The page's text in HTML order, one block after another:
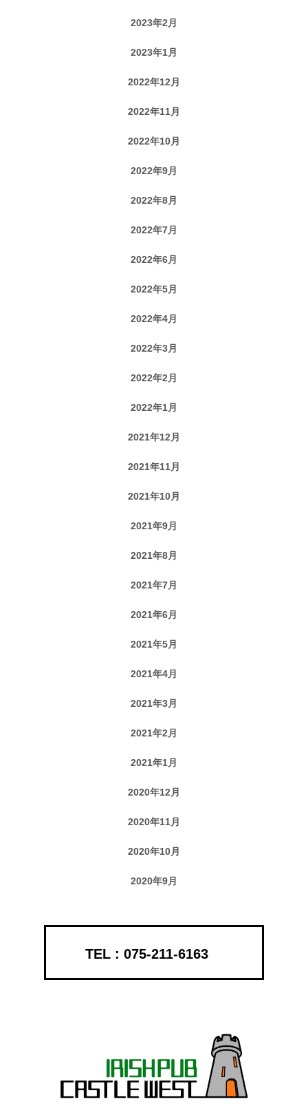
2023年2月
2023年1月
2022年12月
2022年11月
2022年10月
2022年9月
2022年8月
2022年7月
2022年6月
2022年5月
2022年4月
2022年3月
2022年2月
2022年1月
2021年12月
2021年11月
2021年10月
2021年9月
2021年8月
2021年7月
2021年6月
2021年5月
2021年4月
2021年3月
2021年2月
2021年1月
2020年12月
2020年11月
2020年10月
2020年9月
075-211-6163